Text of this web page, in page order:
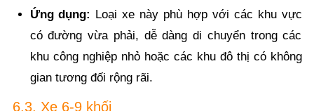
Ứng dụng: Loại xe này phù hợp với các khu vực
có đường vừa phải, dễ dàng di chuyển trong các
khu công nghiệp nhỏ hoặc các khu đô thị có không
gian tương đối rộng rãi.
6.3. Xe 6-9 khối